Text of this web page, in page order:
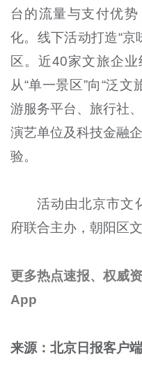
台的流量与支付优势
化。线下活动打造“京
区。近40家文旅企业
从“单一景区”向“泛
游服务平台、旅行社
演艺单位及科技金融
验。
活动由北京市文
府联合主办，朝阳区
更多热点速报、权威
App
来源：北京日报客户端